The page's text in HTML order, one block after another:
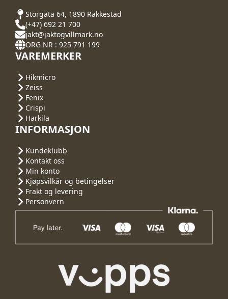
Storgata 64, 1890 Rakkestad
(+47) 692 21 700
jakt@jaktogvillmark.no
ORG NR : 925 791 199
VAREMERKER
Hikmicro
Zeiss
Fenix
Crispi
Harkila
INFORMASJON
Kundeklubb
Kontakt oss
Min konto
Kjøpsvilkår og betingelser
Frakt og levering
Personvern